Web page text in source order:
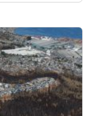
del fracaso
de
que se avizoran.